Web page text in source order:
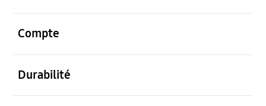
Compte
Durabilité